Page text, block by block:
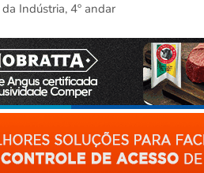
Indústria, 4º andar